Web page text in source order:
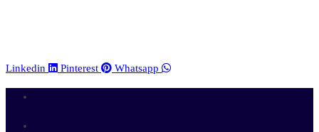
Linkedin Pinterest Whatsapp